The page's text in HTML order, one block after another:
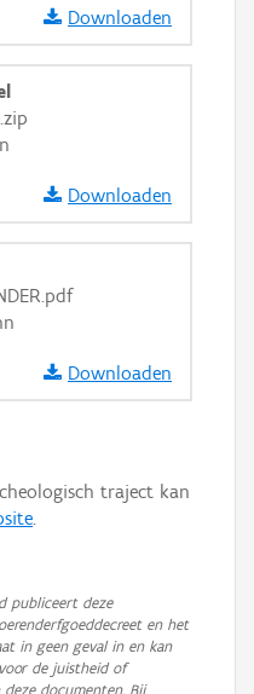
Downloaden
Downloaden
Downloaden
traject kan
.
publiceert deze
en het
in geen geval in en kan
de juistheid of
documenten. Bij